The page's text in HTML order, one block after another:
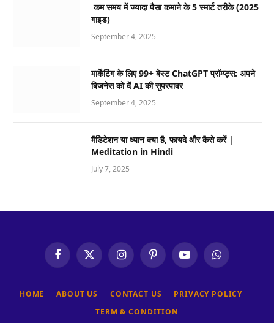
कम समय में ज्यादा पैसा कमाने के 5 स्मार्ट तरीके (2025
गाइड)
September 4, 2025
मार्केटिंग के लिए 99+ बेस्ट ChatGPT प्रॉम्प्ट्स: अपने
बिजनेस को दें AI की सुपरपावर
September 4, 2025
मैडिटेशन या ध्यान क्या है, फायदे और कैसे करें |
Meditation in Hindi
July 7, 2025
FacebookX
(Twitter)
InstagramPinterestYouTubeWhatsApp
HOME ABOUT US CONTACT US
PRIVACY POLICY
TERM & CONDITION